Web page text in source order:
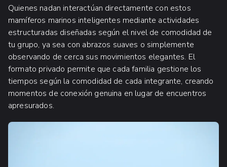
Quienes nadan interactúan directamente con estos
mamíferos marinos inteligentes mediante actividades
estructuradas diseñadas según el nivel de comodidad de
tu grupo, ya sea con abrazos suaves o simplemente
observando de cerca sus movimientos elegantes. El
formato privado permite que cada familia gestione los
tiempos según la comodidad de cada integrante, creando
momentos de conexión genuina en lugar de encuentros
apresurados.